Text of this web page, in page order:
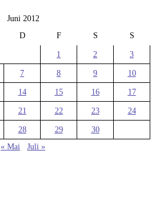
Juni 2012
D F S S
1 2 3
7 8 9 10
14 15 16 17
21 22 23 24
28 29
30
« Mai
Juli »